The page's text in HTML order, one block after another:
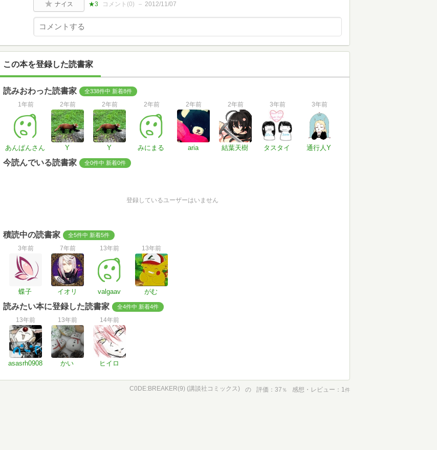
ナイス ★3 コメント(0) 2012/11/07
この本を登録した読書家
読みおわった読書家 全338件中 新着8件
1年前
あんぱんさん
2年前
Y
2年前
Y
2年前
みにまる
2年前
aria
2年前
結葉天樹
3年前
タスタイ
3年前
通行人Y
今読んでいる読書家 全0件中 新着0件
登録しているユーザーはいません
積読中の読書家 全5件中 新着5件
3年前
蝶子
7年前
イオリ
13年前
valgaav
13年前
がむ
読みたい本に登録した読書家 全4件中 新着4件
13年前
asasrh0908
13年前
かい
14年前
ヒイロ
C0DE:BREAKER(9) (講談社コミックス) の 評価 37 ％ 感想・レビュー 1件